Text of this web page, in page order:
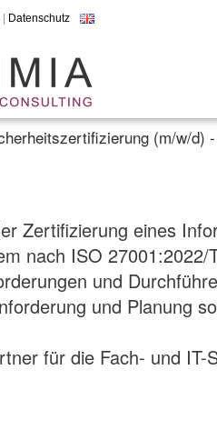
Datenschutz
(m/w/d)
Zertifizierung eines
nach ISO 27001:2022/
und
und Planung
für die Fach- und IT-